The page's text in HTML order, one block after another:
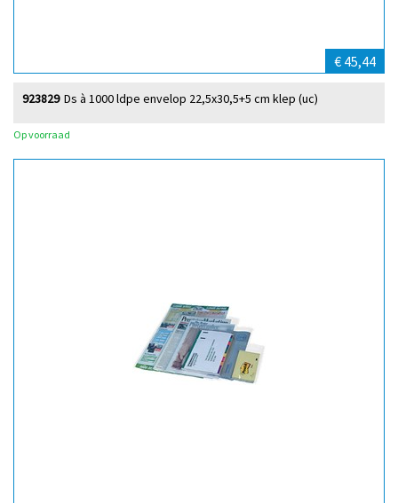
€ 45,44
Ds à 1000 ldpe envelop 22,5x30,5+5 cm klep (uc)
923829
Op voorraad